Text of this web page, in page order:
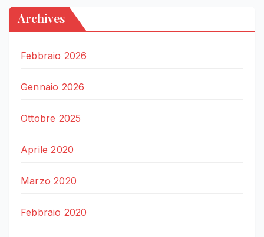
Archives
Febbraio 2026
Gennaio 2026
Ottobre 2025
Aprile 2020
Marzo 2020
Febbraio 2020